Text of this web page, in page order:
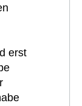
erst